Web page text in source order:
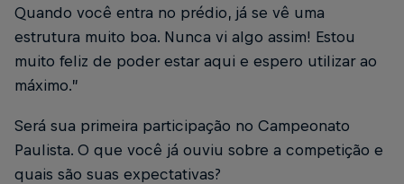
Quando você entra no prédio, já se vê uma
estrutura muito boa. Nunca vi algo assim! Estou
muito feliz de poder estar aqui e espero utilizar ao
máximo.”
Será sua primeira participação no Campeonato
Paulista. O que você já ouviu sobre a competição e
quais são suas expectativas?